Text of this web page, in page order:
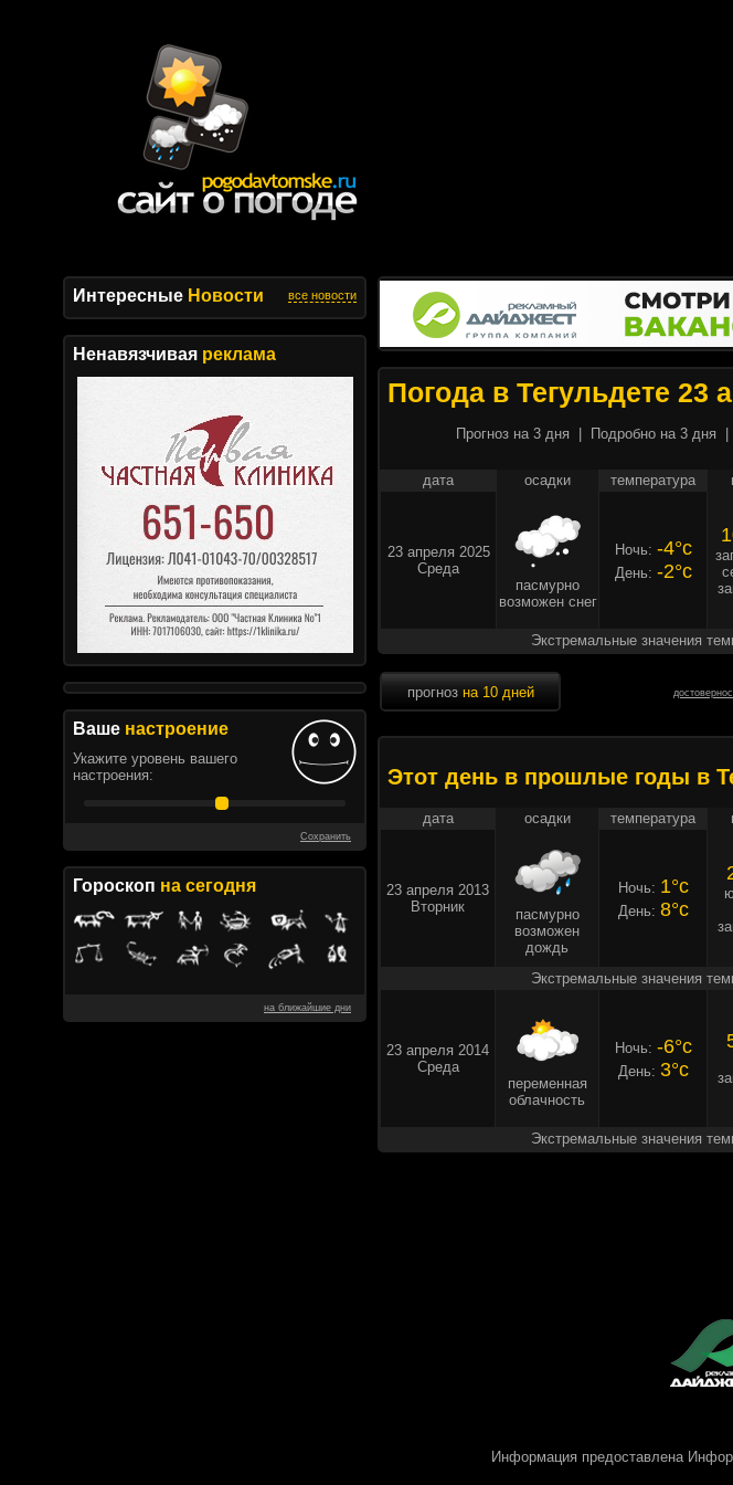
Интересные Новости все новости
Ненавязчивая реклама
Ваше настроение
Укажите уровень вашего
настроения:
Сохранить
Гороскоп на сегодня
на ближайшие дни
Погода в Тегульдете 23
Прогноз на 3 дня Подробно на 3 дня
дата осадки температура
23 апреля 2025
Среда
пасмурно
возможен снег
Ночь: -4°c
День: -2°c
Экстремальные значения
прогноз на 10 дней
Этот день в прошлые годы в
дата осадки температура
23 апреля 2013
Вторник
пасмурно
возможен
дождь
Ночь: 1°c
День: 8°c
Экстремальные значения
23 апреля 2014
Среда
переменная
облачность
Ночь: -6°c
День: 3°c
Экстремальные значения
Информация предоставлена